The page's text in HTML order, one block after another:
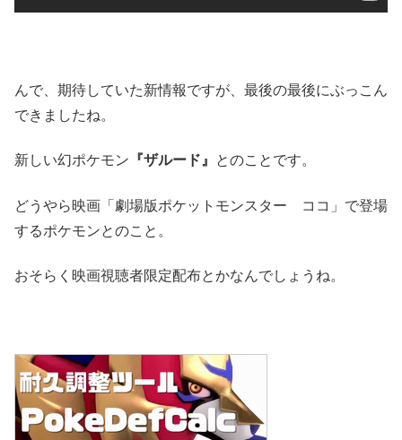
んで、期待していた新情報ですが、最後の最後にぶっこん
できましたね。
新しい幻ポケモン 『ザルード』 とのことです。
どうやら映画「劇場版ポケットモンスター ココ」で登場
するポケモンとのこと。
おそらく映画視聴者限定配布とかなんでしょうね。